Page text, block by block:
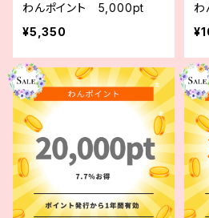
わんポイント 5,000pt
¥5,350